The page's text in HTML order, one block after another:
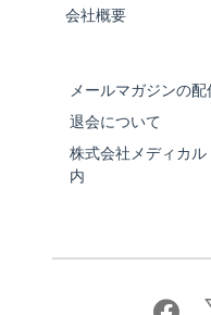
会社概要
メールマガジンの
退会について
株式会社メディカ
内